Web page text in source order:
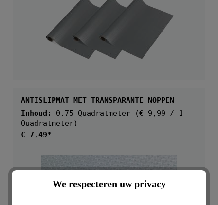
ANTISLIPMAT MET TRANSPARANTE NOPPEN
Inhoud: 0.75 Quadratmeter
(€ 9,99 / 1
Quadratmeter)
Normale prijs:
€ 7,49*
We respecteren uw privacy